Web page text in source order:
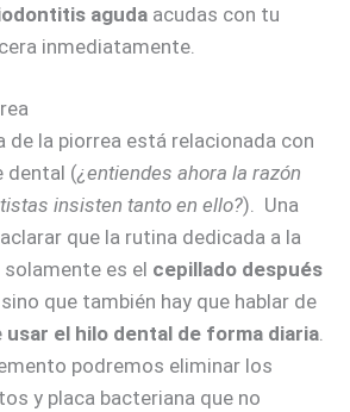
aguda acudas con tu
inmediatamente.
de la piorrea está relacionada con
dental (¿entiendes ahora la razón
insisten tanto en ello?). Una
que la rutina dedicada a la
es el cepillado después
sino que también hay que hablar de
usar el hilo dental de forma diaria.
podremos eliminar los
y placa bacteriana que no